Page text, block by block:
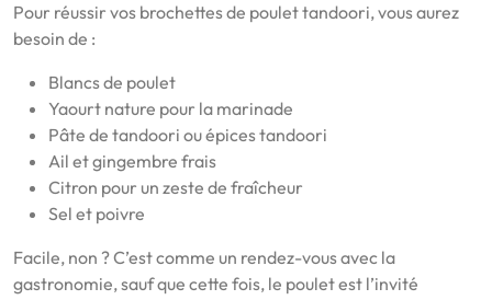
Pour réussir vos brochettes de poulet tandoori, vous aurez
besoin de :
Blancs de poulet
Yaourt nature pour la marinade
Pâte de tandoori ou épices tandoori
Ail et gingembre frais
Citron pour un zeste de fraîcheur
Sel et poivre
Facile, non ? C’est comme un rendez-vous avec la
gastronomie, sauf que cette fois, le poulet est l’invité